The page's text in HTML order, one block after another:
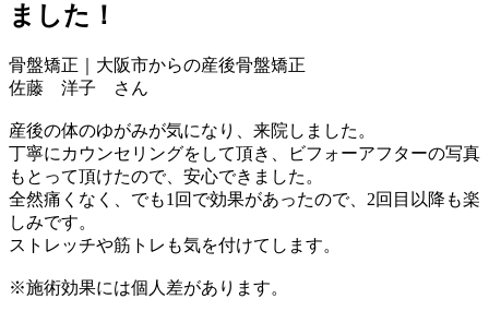
ました！
骨盤矯正｜大阪市からの産後骨盤矯正
佐藤 洋子 さん
産後の体のゆがみが気になり、来院しました。
丁寧にカウンセリングをして頂き、ビフォーアフターの写真
もとって頂けたので、安心できました。
全然痛くなく、でも1回で効果があったので、2回目以降も楽
しみです。
ストレッチや筋トレも気を付けてします。
※施術効果には個人差があります。